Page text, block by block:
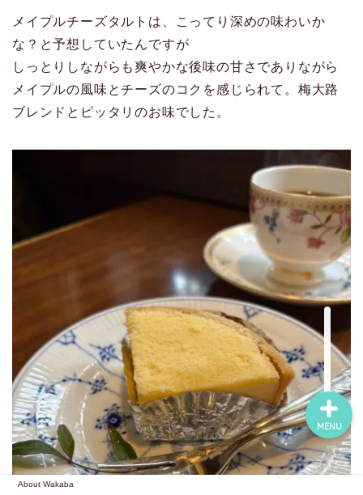
メイプルチーズタルトは、こってり深めの味わいか
な？と予想していたんですが
しっとりしながらも爽やかな後味の甘さでありながら
メイプルの風味とチーズのコクを感じられて。梅大路
ブレンドとピッタリのお味でした。
About Wakaba
MENU
About Wakaba